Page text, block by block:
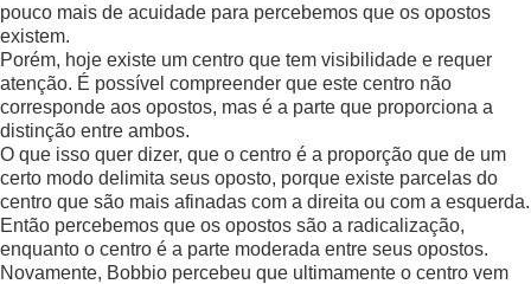
pouco mais de acuidade para percebemos que os opostos
existem.
Porém, hoje existe um centro que tem visibilidade e requer
atenção. É possível compreender que este centro não
corresponde aos opostos, mas é a parte que proporciona a
distinção entre ambos.
O que isso quer dizer, que o centro é a proporção que de um
certo modo delimita seus oposto, porque existe parcelas do
centro que são mais afinadas com a direita ou com a esquerda.
Então percebemos que os opostos são a radicalização,
enquanto o centro é a parte moderada entre seus opostos.
Novamente, Bobbio percebeu que ultimamente o centro vem